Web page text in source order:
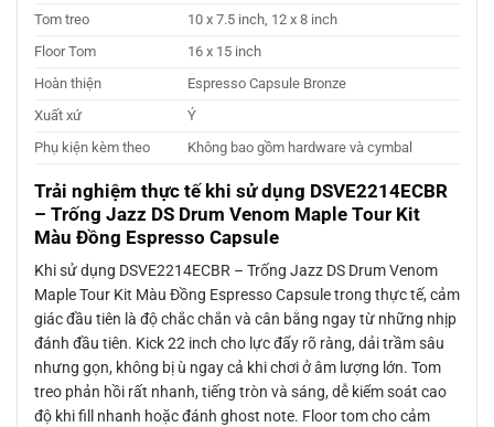
Tom treo
10 x 7.5 inch, 12 x 8 inch
Floor Tom
16 x 15 inch
Hoàn thiện
Espresso Capsule Bronze
Xuất xứ
Ý
Phụ kiện kèm theo
Không bao gồm hardware và cymbal
Trải nghiệm thực tế khi sử dụng DSVE2214ECBR
– Trống Jazz DS Drum Venom Maple Tour Kit
Màu Đồng Espresso Capsule
Khi sử dụng DSVE2214ECBR – Trống Jazz DS Drum Venom
Maple Tour Kit Màu Đồng Espresso Capsule trong thực tế, cảm
giác đầu tiên là độ chắc chắn và cân bằng ngay từ những nhịp
đánh đầu tiên. Kick 22 inch cho lực đẩy rõ ràng, dải trầm sâu
nhưng gọn, không bị ù ngay cả khi chơi ở âm lượng lớn. Tom
treo phản hồi rất nhanh, tiếng tròn và sáng, dễ kiểm soát cao
độ khi fill nhanh hoặc đánh ghost note. Floor tom cho cảm